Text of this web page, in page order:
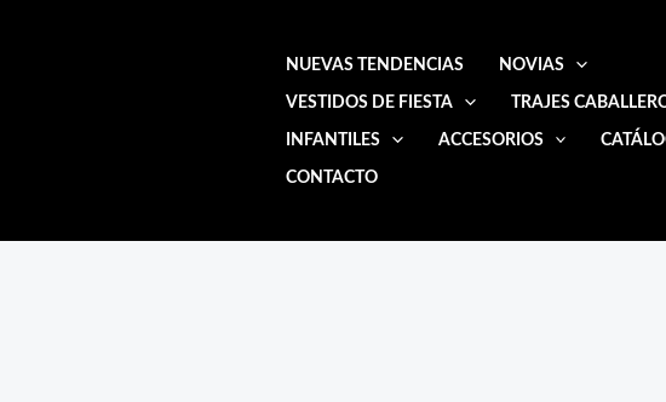
NUEVAS TENDENCIAS NOVIAS
VESTIDOS DE FIESTA TRAJES
INFANTILES ACCESORIOS
CONTACTO